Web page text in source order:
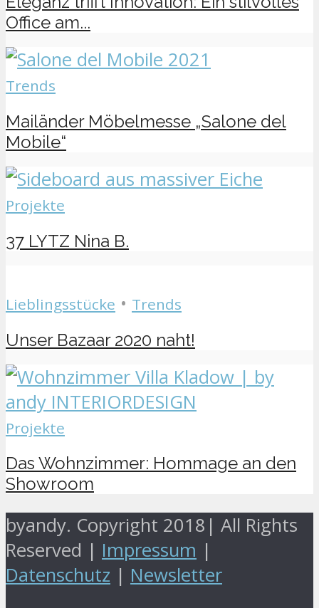
Office am...
Trends
Mailänder Möbelmesse „Salone del
Mobile“
Projekte
37 LYTZ Nina B.
Lieblingsstücke • Trends
Unser Bazaar 2020 naht!
Projekte
Das Wohnzimmer: Hommage an den
Showroom
byandy. Copyright 2018| All Rights
Reserved | Impressum |
Datenschutz | Newsletter